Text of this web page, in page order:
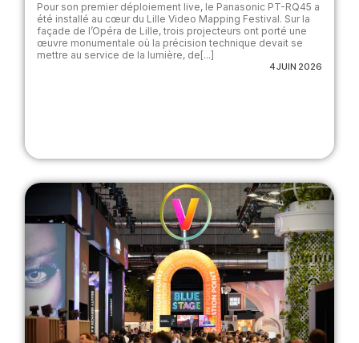
Pour son premier déploiement live, le Panasonic PT-RQ45 a
été installé au cœur du Lille Video Mapping Festival. Sur la
façade de l’Opéra de Lille, trois projecteurs ont porté une
œuvre monumentale où la précision technique devait se
mettre au service de la lumière, de[...]
4 JUIN 2026